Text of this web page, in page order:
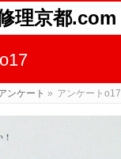
理京都.com
ンケート » アンケートo17